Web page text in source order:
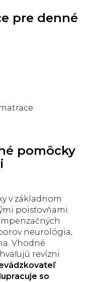
pre denné
pomôcky
v základnom
poisťovňami.
neurológia,
Vhodné
revízni
so